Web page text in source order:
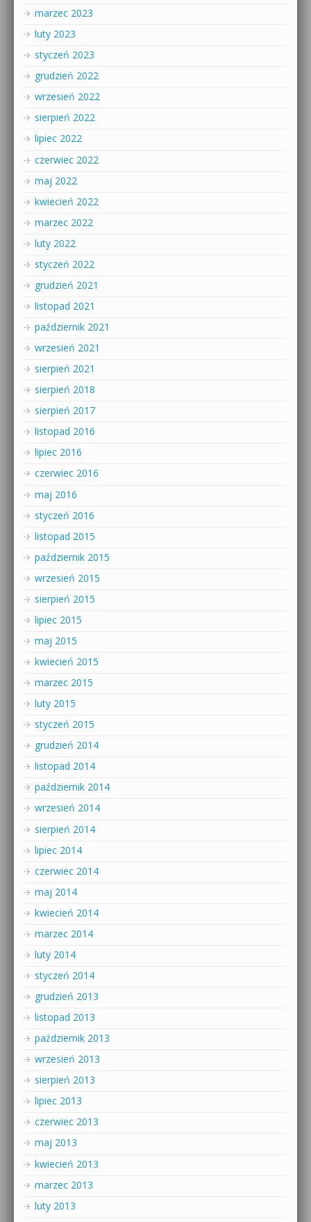
marzec 2023
luty 2023
styczeń 2023
grudzień 2022
wrzesień 2022
sierpień 2022
lipiec 2022
czerwiec 2022
maj 2022
kwiecień 2022
marzec 2022
luty 2022
styczeń 2022
grudzień 2021
listopad 2021
październik 2021
wrzesień 2021
sierpień 2021
sierpień 2018
sierpień 2017
listopad 2016
lipiec 2016
czerwiec 2016
maj 2016
styczeń 2016
listopad 2015
październik 2015
wrzesień 2015
sierpień 2015
lipiec 2015
maj 2015
kwiecień 2015
marzec 2015
luty 2015
styczeń 2015
grudzień 2014
listopad 2014
październik 2014
wrzesień 2014
sierpień 2014
lipiec 2014
czerwiec 2014
maj 2014
kwiecień 2014
marzec 2014
luty 2014
styczeń 2014
grudzień 2013
listopad 2013
październik 2013
wrzesień 2013
sierpień 2013
lipiec 2013
czerwiec 2013
maj 2013
kwiecień 2013
marzec 2013
luty 2013